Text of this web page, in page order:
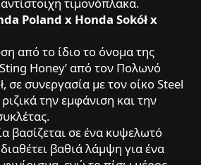
τιμονόπλακα.
Poland x Honda Sokół x
από το ίδιο το όνομα της
Honey’ από τον Πολωνό
σε συνεργασία με τον οίκο Steel
την εμφάνιση και την
βασίζεται σε ένα κυψελωτό
βαθιά λάμψη για ένα